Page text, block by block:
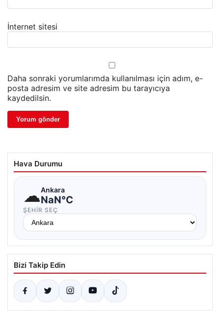
İnternet sitesi
Daha sonraki yorumlarımda kullanılması için adım, e-
posta adresim ve site adresim bu tarayıcıya
kaydedilsin.
Hava Durumu
☁Ankara
NaN°C
ŞEHIR SEÇ
Bizi Takip Edin